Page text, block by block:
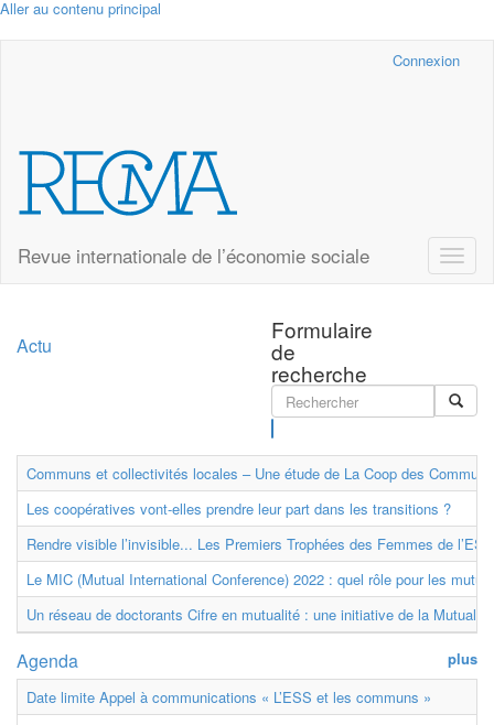
Aller au contenu principal
Connexion
Revue internationale de l’économie sociale
Toggle
Formulaire
de
recherche
Actu
Communs et collectivités locales – Une étude de La Coop des
Les coopératives vont-elles prendre leur part dans les transitions ?
Rendre visible l’invisible... Les Premiers Trophées des Femmes de
Le MIC (Mutual International Conference) 2022 : quel rôle pour les
Un réseau de doctorants Cifre en mutualité : une initiative de la
plus
Agenda
Date limite Appel à communications « L’ESS et les communs »